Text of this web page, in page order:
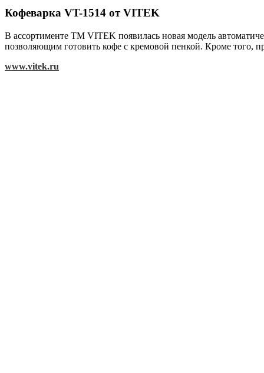
Кофеварка VT-1514 от VITEK
В ассортименте ТМ VITEK появилась новая модель
позволяющим готовить кофе с кремовой пенкой. Кроме того,
www.vitek.ru